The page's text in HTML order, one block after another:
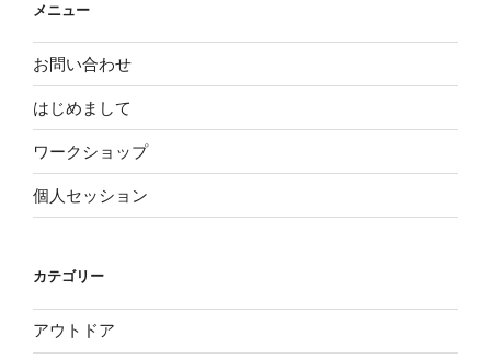
メニュー
お問い合わせ
はじめまして
ワークショップ
個人セッション
カテゴリー
アウトドア